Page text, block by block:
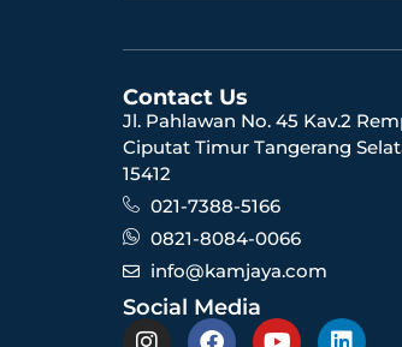
Contact Us
Jl. Pahlawan No. 45 Kav.2
Ciputat Timur Tangerang
15412
021-7388-5166
0821-8084-0066
info@kamjaya.com
Social Media